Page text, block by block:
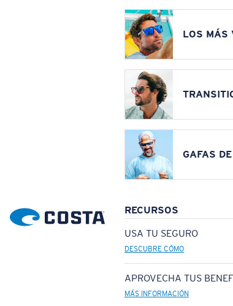
LOS MÁS
GAFAS
RECURSOS
USA TU SEGURO
DESCUBRE CÓMO
APROVECHA TUS
MÁS INFORMACIÓN